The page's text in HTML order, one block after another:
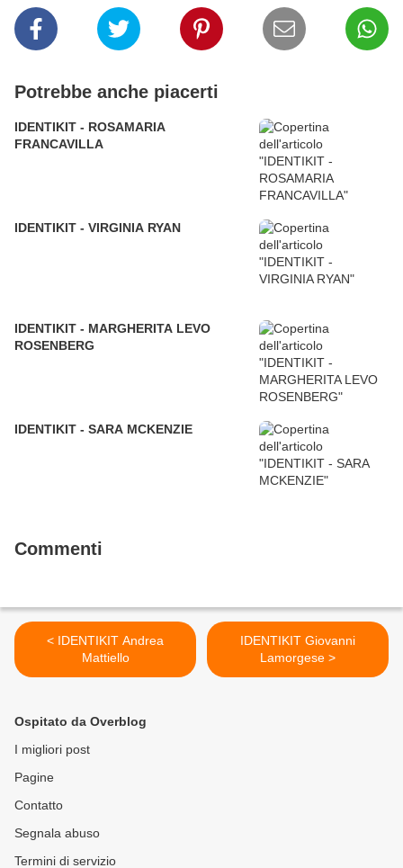
Potrebbe anche piacerti
IDENTIKIT - ROSAMARIA
FRANCAVILLA
IDENTIKIT - VIRGINIA RYAN
IDENTIKIT - MARGHERITA LEVO
ROSENBERG
IDENTIKIT - SARA MCKENZIE
Commenti
< IDENTIKIT Andrea
Mattiello
IDENTIKIT Giovanni
Lamorgese >
Ospitato da Overblog
I migliori post
Pagine
Contatto
Segnala abuso
Termini di servizio